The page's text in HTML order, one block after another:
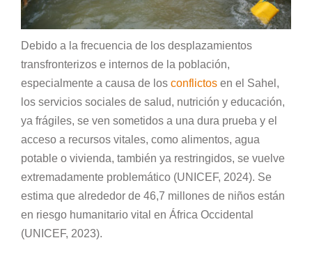
Debido a la frecuencia de los desplazamientos
transfronterizos e internos de la población,
especialmente a causa de los conflictos en el Sahel,
los servicios sociales de salud, nutrición y educación,
ya frágiles, se ven sometidos a una dura prueba y el
acceso a recursos vitales, como alimentos, agua
potable o vivienda, también ya restringidos, se vuelve
extremadamente problemático (UNICEF, 2024). Se
estima que alrededor de 46,7 millones de niños están
en riesgo humanitario vital en África Occidental
(UNICEF, 2023).